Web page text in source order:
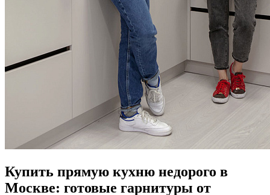
Купить прямую кухню недорого в
Москве: готовые гарнитуры от